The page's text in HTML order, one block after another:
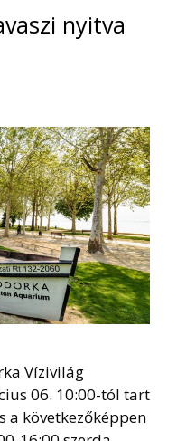
nyitva
Vízivilág
06. 10:00-tól tart
a következőképpen